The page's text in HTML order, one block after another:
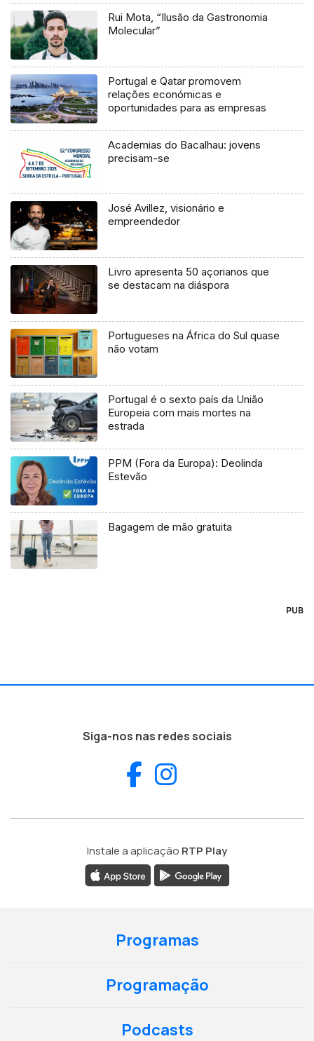
Rui Mota, “Ilusão da Gastronomia
Molecular”
Portugal e Qatar promovem
relações económicas e
oportunidades para as empresas
Academias do Bacalhau: jovens
precisam-se
José Avillez, visionário e
empreendedor
Livro apresenta 50 açorianos que
se destacam na diáspora
Portugueses na África do Sul quase
não votam
Portugal é o sexto país da União
Europeia com mais mortes na
estrada
PPM (Fora da Europa): Deolinda
Estevão
Bagagem de mão gratuita
PUB
Siga-nos nas redes sociais
Facebook
Instale a aplicação RTP Play
Programas
Programação
Podcasts